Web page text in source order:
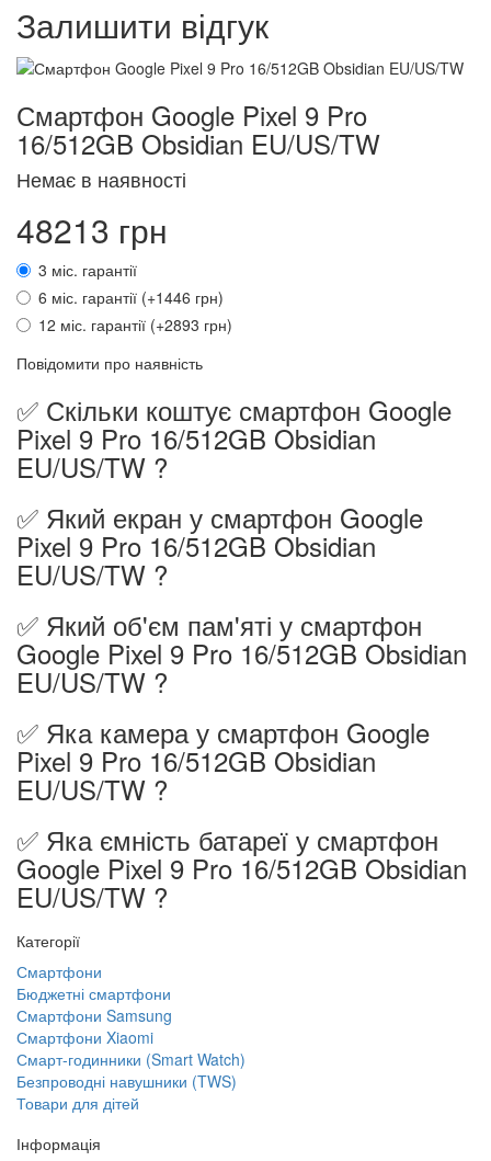
Залишити відгук
Смартфон Google Pixel 9 Pro
16/512GB Obsidian EU/US/TW
Немає в наявності
48213 грн
3 міс. гарантії
6 міс. гарантії (+1446 грн)
12 міс. гарантії (+2893 грн)
Повідомити про наявність
✅ Скільки коштує смартфон Google
Pixel 9 Pro 16/512GB Obsidian
EU/US/TW ?
✅ Який екран у смартфон Google
Pixel 9 Pro 16/512GB Obsidian
EU/US/TW ?
✅ Який об'єм пам'яті у смартфон
Google Pixel 9 Pro 16/512GB Obsidian
EU/US/TW ?
✅ Яка камера у смартфон Google
Pixel 9 Pro 16/512GB Obsidian
EU/US/TW ?
✅ Яка ємність батареї у смартфон
Google Pixel 9 Pro 16/512GB Obsidian
EU/US/TW ?
Категорії
Смартфони
Бюджетні смартфони
Смартфони Samsung
Смартфони Xiaomi
Смарт-годинники (Smart Watch)
Безпроводні навушники (TWS)
Товари для дітей
Інформація